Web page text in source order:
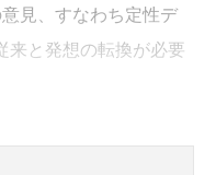
見、すなわち定性デ
来と発想の転換が必要